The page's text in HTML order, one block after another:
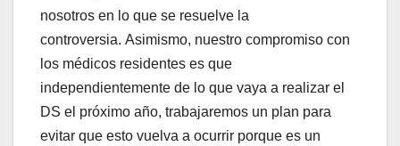
nosotros en lo que se resuelve la
controversia. Asimismo, nuestro compromiso con
los médicos residentes es que
independientemente de lo que vaya a realizar el
DS el próximo año, trabajaremos un plan para
evitar que esto vuelva a ocurrir porque es un